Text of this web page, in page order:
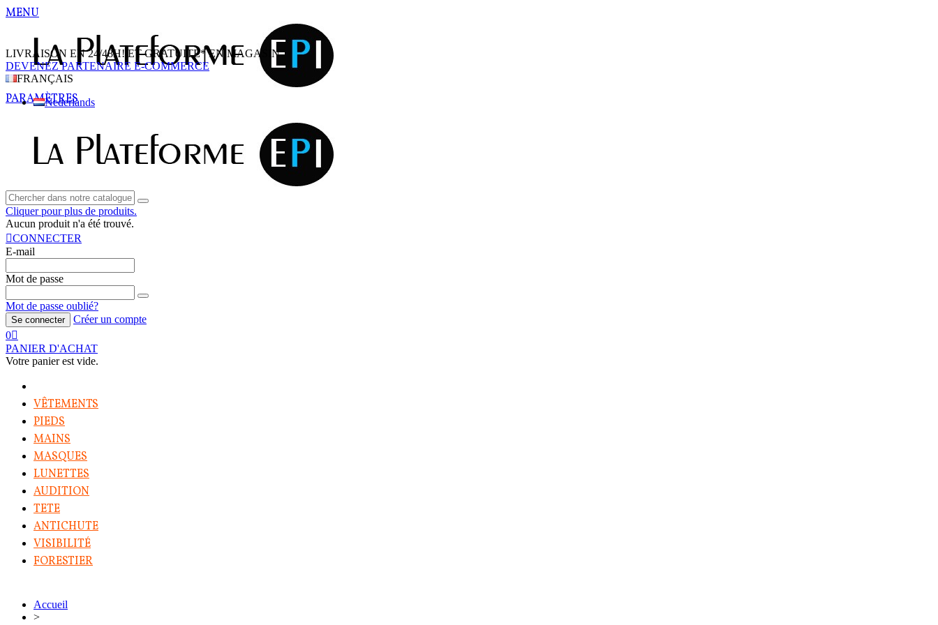
MENU
PARAMÈTRES
LIVRAISON EN 24/48H! ET GRATUITE* EN MAGASIN
DEVENEZ PARTENAIRE E-COMMERCE
FRANÇAIS
Nederlands
Cliquer pour plus de produits.
Aucun produit n'a été trouvé.
CONNECTER
E-mail
Mot de passe
Mot de passe oublié?
Se connecter
Créer un compte
0
PANIER D'ACHAT
Votre panier est vide.
VÊTEMENTS
PIEDS
MAINS
MASQUES
LUNETTES
AUDITION
TETE
ANTICHUTE
VISIBILITÉ
FORESTIER
Accueil
>